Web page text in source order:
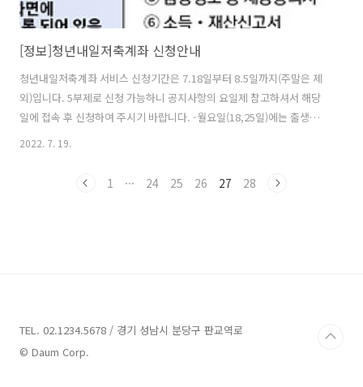
[정보]청년내일저축계좌 신청안내
청년내일저축계좌 서비스 신청기간은 7.18일부터 8.5일까지(주말은 제
외)입니다. 5부제로 신청 가능하니 공지사항의 요일제 참고하셔서 해당
일에 접속 후 신청하여 주시기 바랍니다. -월요일(18,25일)에는 출생일
끝자리가 1.6인 청년 -화요일(19,26일)에는 출생일 끝자리가 2.7인 청년
는 출생일 끝자리가 4.9인 청년 -금요일(22,29일)에는 출생일 끝자리가
2022. 7. 19.
1 ··· 24 25 26 27 28
TEL. 02.1234.5678 / 경기 성남시 분당구 판교역로
© Daum Corp.